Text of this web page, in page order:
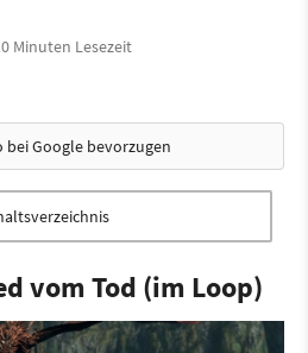
Minuten Lesezeit
bei Google bevorzugen
vom Tod (im Loop)